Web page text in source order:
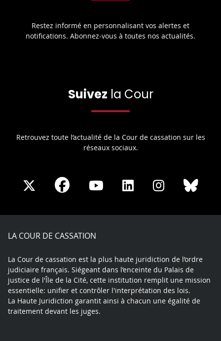
Restez informé en personnalisant vos alertes et
notifications. Abonnez-vous à toutes nos actualités.
Suivez la Cour
Retrouvez toute l’actualité de la Cour de cassation sur les
réseaux sociaux.
Share
X
Share
Facebook
Share
Youtube
Share
LinkedIn
Share
Instagram
LA COUR DE CASSATION
La Cour de cassation est la plus haute juridiction de l’ordre
judiciaire français. Siégeant dans l’enceinte du Palais de
justice de l'Île de la Cité, cette institution remplit une mission
essentielle: unifier et contrôler l'interprétation des lois.
La Haute Juridiction garantit ainsi à chacun une égalité de
traitement devant les juges.